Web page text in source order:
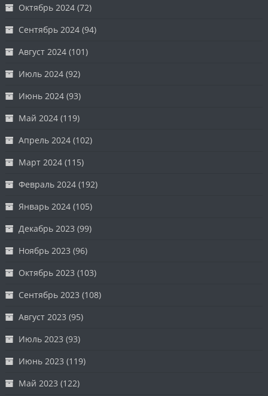
Октябрь 2024 (72)
Сентябрь 2024 (94)
Август 2024 (101)
Июль 2024 (92)
Июнь 2024 (93)
Май 2024 (119)
Апрель 2024 (102)
Март 2024 (115)
Февраль 2024 (192)
Январь 2024 (105)
Декабрь 2023 (99)
Ноябрь 2023 (96)
Октябрь 2023 (103)
Сентябрь 2023 (108)
Август 2023 (95)
Июль 2023 (93)
Июнь 2023 (119)
Май 2023 (122)